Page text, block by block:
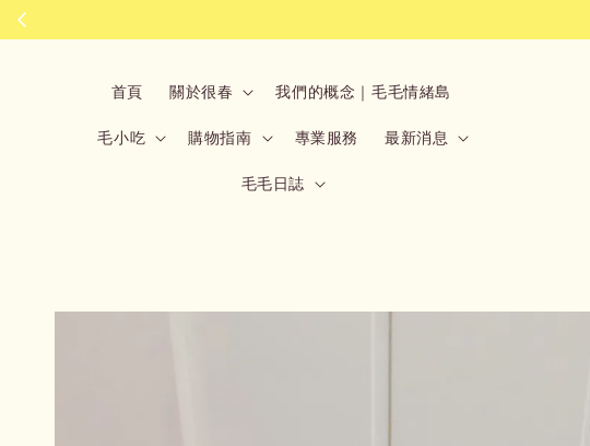
首頁 關於很春 我們的概念｜毛毛情緒島
毛小吃 購物指南 專業服務 最新消息
毛毛日誌